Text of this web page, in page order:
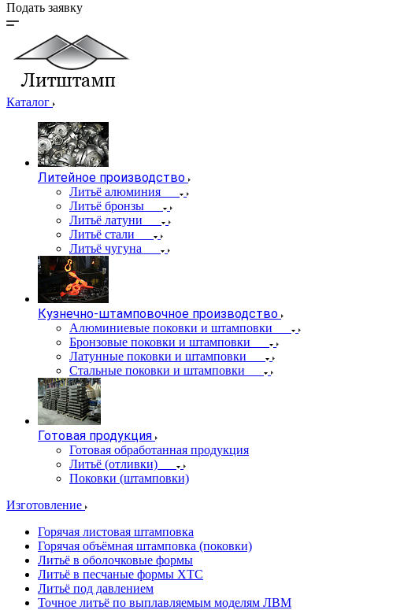
Подать заявку
Каталог
Литейное производство
Литьё алюминия
Литьё бронзы
Литьё латуни
Литьё стали
Литьё чугуна
Кузнечно-штамповочное производство
Алюминиевые поковки и штамповки
Бронзовые поковки и штамповки
Латунные поковки и штамповки
Стальные поковки и штамповки
Готовая продукция
Готовая обработанная продукция
Литьё (отливки)
Поковки (штамповки)
Изготовление
Горячая листовая штамповка
Горячая объёмная штамповка (поковки)
Литьё в оболочковые формы
Литьё в песчаные формы ХТС
Литьё под давлением
Точное литьё по выплавляемым моделям ЛВМ